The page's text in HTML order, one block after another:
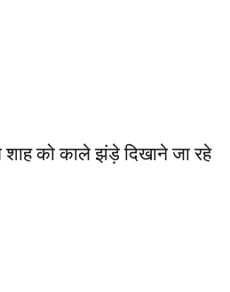
शाह को काले झंड़े दिखाने जा रहे